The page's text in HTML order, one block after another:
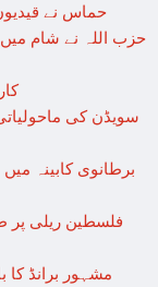
حماس نے
سویڈن کی
برطانوی کابینہ
فلسطین ریلی پر
مشہور برانڈ